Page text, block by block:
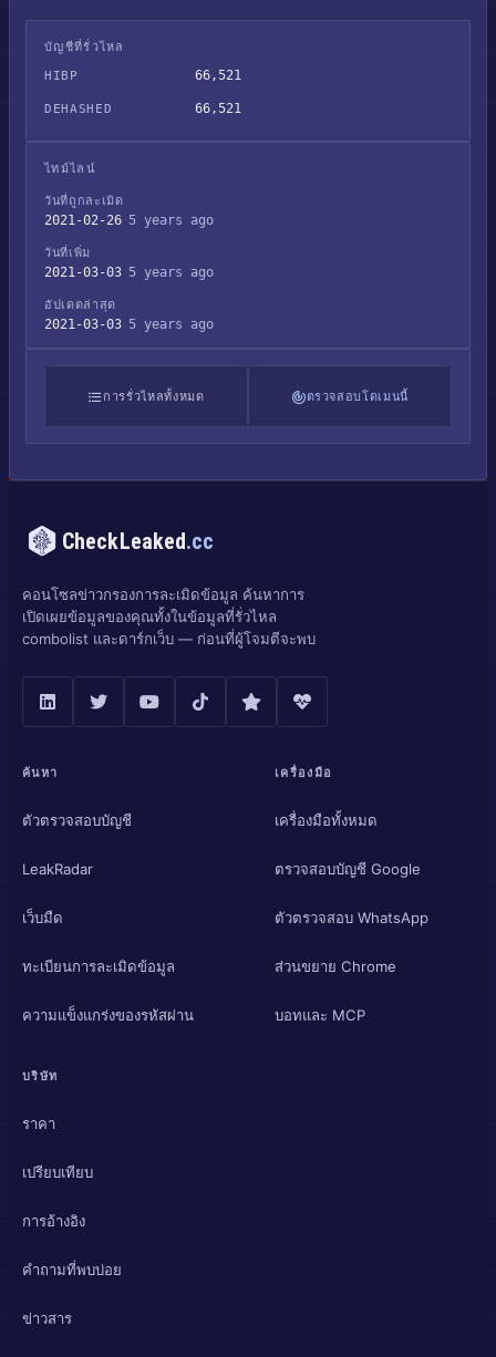
บัญชีที่รั่วไหล
HIBP
66,521
DEHASHED 66,521
ไทม์ไลน์
วันที่ถูกละเมิด
2021-02-26 5 years ago
วันที่เพิ่ม
2021-03-03 5 years ago
อัปเดตล่าสุด
2021-03-03 5 years ago
การรั่วไหลทั้งหมด ตรวจสอบโดเมนนี้
CheckLeaked.cc
คอนโซลข่าวกรองการละเมิดข้อมูล ค้นหาการ
เปิดเผยข้อมูลของคุณทั้งในข้อมูลที่รั่วไหล
combolist และดาร์กเว็บ — ก่อนที่ผู้โจมตีจะพบ
ค้นหา
ตัวตรวจสอบบัญชี
LeakRadar
เว็บมืด
ทะเบียนการละเมิดข้อมูล
ความแข็งแกร่งของรหัสผ่าน
เครื่องมือ
เครื่องมือทั้งหมด
ตรวจสอบบัญชี Google
ตัวตรวจสอบ WhatsApp
ส่วนขยาย Chrome
บอทและ MCP
บริษัท
ราคา
เปรียบเทียบ
การอ้างอิง
คำถามที่พบบ่อย
ข่าวสาร